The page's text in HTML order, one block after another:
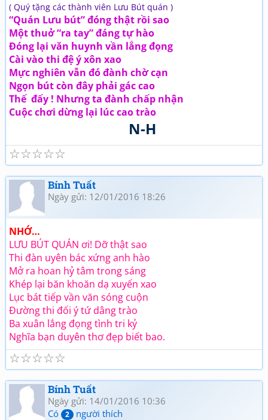
( Quý tặng các thành viên Lưu Bút quán )
“Quán Lưu bút” đóng thật rồi sao
Một thuở “ra tay” đáng tự hào
Đóng lại văn huynh vần lắng đọng
Cài vào thi đệ ý xôn xao
Mực nghiên vẫn đó đành chờ cạn
Ngọn bút còn đây phải gác cao
Thế đấy ! Nhưng ta đành chấp nhận
Cuộc chơi dừng lại lúc cao trào
N-H
☆
☆
☆
☆
☆
Bính Tuất
Ngày gửi: 12/01/2016 18:26
NHỚ…
LƯU BÚT QUÁN ơi! Dỡ thật sao
Thi đàn uyên bác xứng anh hào
Mở ra hoan hỷ tâm trong sáng
Khép lại băn khoăn dạ xuyến xao
Lục bát tiếp vần văn sóng cuộn
Đường thi đối ý tứ dâng trào
Ba xuân lắng đọng tình tri kỷ
Nghĩa bạn duyên thơ đẹp biết bao.
☆
☆
☆
☆
☆
Bính Tuất
Ngày gửi: 14/01/2016 10:36
Có
2 người thích